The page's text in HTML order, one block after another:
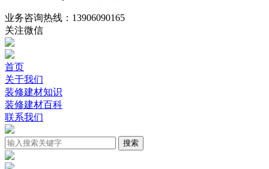
业务咨询热线： 13906090165
关注微信
首页
关于我们
装修建材知识
装修建材百科
联系我们